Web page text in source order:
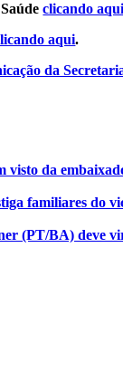
Saúdeclicando
aqui.
da
visto da
familiares do
(PT/BA) deve